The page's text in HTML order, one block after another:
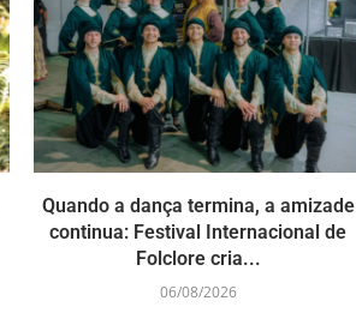
Quando a dança termina, a amizade
continua: Festival Internacional de
Folclore cria...
06/08/2026